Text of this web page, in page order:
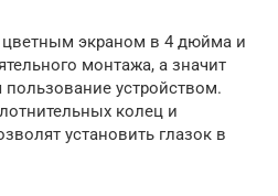
экраном в 4 дюйма и
монтажа, а значит
пользование устройством.
колец и
установить глазок в